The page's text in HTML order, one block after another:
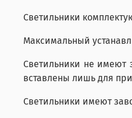
Светильники
Максимальный
Светильники не имеют
вставлены лишь для
Светильники имеют